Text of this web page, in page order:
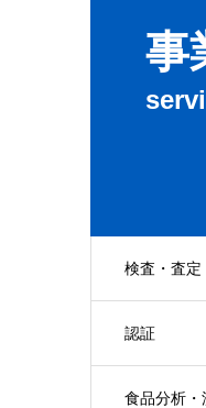
事
検査・査定
認証
食品分析・